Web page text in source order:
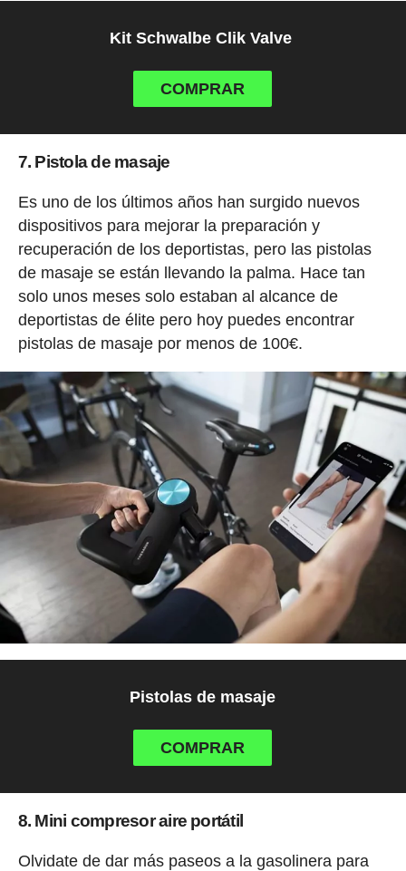
Kit Schwalbe Clik Valve
COMPRAR
7. Pistola de masaje
Es uno de los últimos años han surgido nuevos
dispositivos para mejorar la preparación y
recuperación de los deportistas, pero las pistolas
de masaje se están llevando la palma. Hace tan
solo unos meses solo estaban al alcance de
deportistas de élite pero hoy puedes encontrar
pistolas de masaje por menos de 100€.
Pistolas de masaje
COMPRAR
8. Mini compresor aire portátil
Olvidate de dar más paseos a la gasolinera para